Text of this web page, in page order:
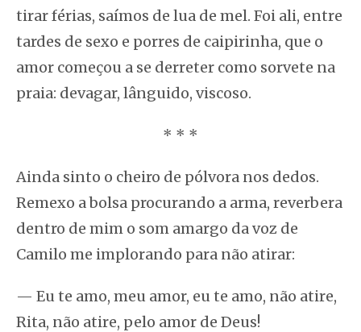
tirar férias, saímos de lua de mel. Foi ali, entre
tardes de sexo e porres de caipirinha, que o
amor começou a se derreter como sorvete na
praia: devagar, lânguido, viscoso.
* * *
Ainda sinto o cheiro de pólvora nos dedos.
Remexo a bolsa procurando a arma, reverbera
dentro de mim o som amargo da voz de
Camilo me implorando para não atirar:
— Eu te amo, meu amor, eu te amo, não atire,
Rita, não atire, pelo amor de Deus!